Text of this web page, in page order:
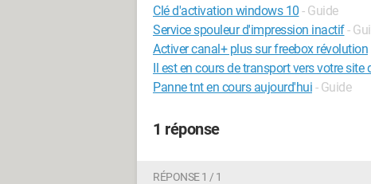
Clé d'activation windows 10 - Guide
Service spouleur d'impression inactif-
Activer canal+ plus sur freebox révolution
Il est en cours de transport vers votre site
Panne tnt en cours aujourd'hui - Guide
1 réponse
RÉPONSE 1 / 1